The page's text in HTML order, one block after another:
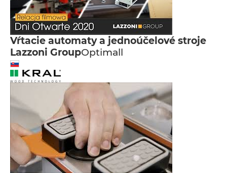
Vŕtacie automaty a jednoúčelové stroje
Lazzoni GroupOptimall